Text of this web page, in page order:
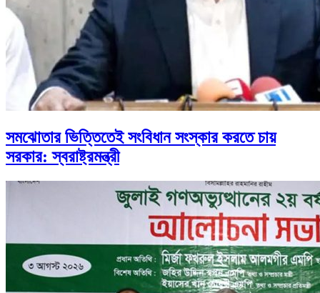
সমঝোতার ভিত্তিতেই সংবিধান সংস্কার করতে চায়
সরকার: স্বরাষ্ট্রমন্ত্রী